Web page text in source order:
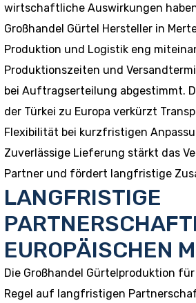
wirtschaftliche Auswirkungen
Großhandel Gürtel Hersteller in
Produktion und Logistik eng
Produktionszeiten und
bei Auftragserteilung abgestimmt.
der Türkei zu Europa verkürzt
Flexibilität bei kurzfristigen
Zuverlässige Lieferung stärkt das
Partner und fördert langfristige
LANGFRISTIGE
EUROPÄISCHEN
Die Großhandel Gürtelproduktion
Regel auf langfristigen